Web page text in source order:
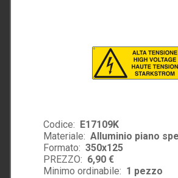
Codice:
E17109K
Materiale: Alluminio piano
Formato: 350x125
PREZZO: 6,90 €
Minimo ordinabile: 1 pezzo